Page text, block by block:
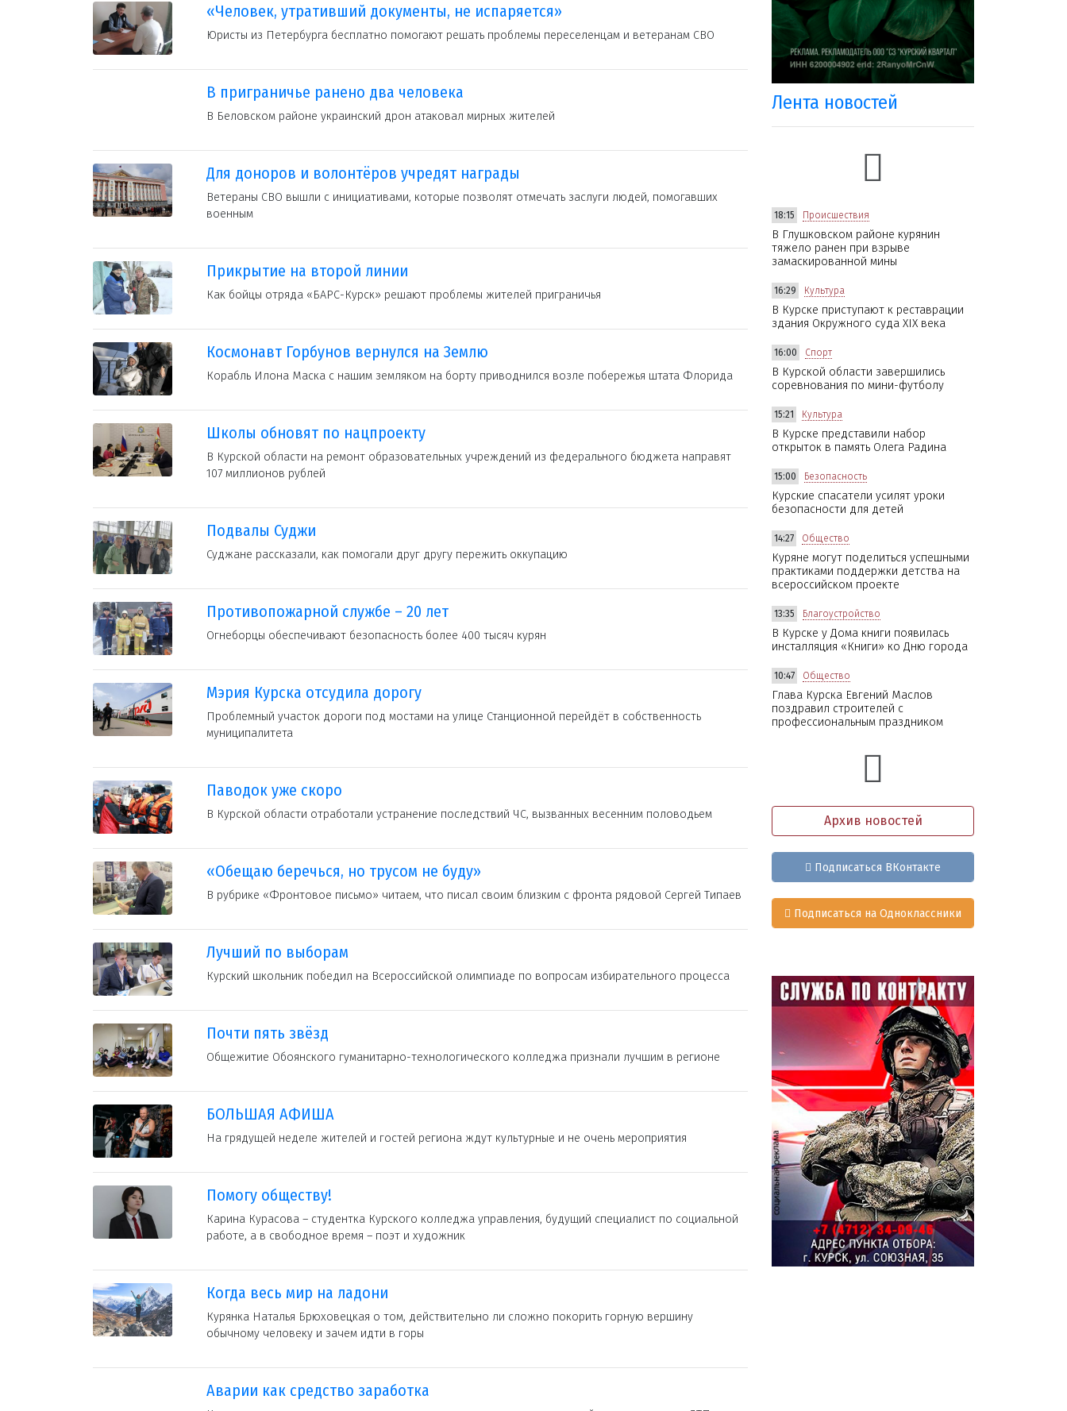
«Человек, утративший документы, не испаряется»
Юристы из Петербурга бесплатно помогают решать проблемы переселенцам и ветеранам СВО
В приграничье ранено два человека
В Беловском районе украинский дрон атаковал мирных жителей
Для доноров и волонтёров учредят награды
Ветераны СВО вышли с инициативами, которые позволят отмечать заслуги людей, помогавших
военным
Прикрытие на второй линии
Как бойцы отряда «БАРС-Курск» решают проблемы жителей приграничья
Космонавт Горбунов вернулся на Землю
Корабль Илона Маска с нашим земляком на борту приводнился возле побережья штата Флорида
Школы обновят по нацпроекту
В Курской области на ремонт образовательных учреждений из федерального бюджета направят
107 миллионов рублей
Подвалы Суджи
Суджане рассказали, как помогали друг другу пережить оккупацию
Противопожарной службе – 20 лет
Огнеборцы обеспечивают безопасность более 400 тысяч курян
Мэрия Курска отсудила дорогу
Проблемный участок дороги под мостами на улице Станционной перейдёт в собственность
муниципалитета
Паводок уже скоро
В Курской области отработали устранение последствий ЧС, вызванных весенним половодьем
«Обещаю беречься, но трусом не буду»
В рубрике «Фронтовое письмо» читаем, что писал своим близким с фронта рядовой Сергей Типаев
Лучший по выборам
Курский школьник победил на Всероссийской олимпиаде по вопросам избирательного процесса
Почти пять звёзд
Общежитие Обоянского гуманитарно-технологического колледжа признали лучшим в регионе
БОЛЬШАЯ АФИША
На грядущей неделе жителей и гостей региона ждут культурные и не очень мероприятия
Помогу обществу!
Карина Курасова – студентка Курского колледжа управления, будущий специалист по социальной
работе, а в свободное время – поэт и художник
Когда весь мир на ладони
Курянка Наталья Брюховецкая о том, действительно ли сложно покорить горную вершину
обычному человеку и зачем идти в горы
Аварии как средство заработка
Лента новостей
18:15 Происшествия
В Глушковском районе курянин
тяжело ранен при взрыве
замаскированной мины
16:29 Культура
В Курске приступают к реставрации
здания Окружного суда XIX века
16:00 Спорт
В Курской области завершились
соревнования по мини-футболу
15:21 Культура
В Курске представили набор
открыток в память Олега Радина
15:00 Безопасность
Курские спасатели усилят уроки
безопасности для детей
14:27 Общество
Куряне могут поделиться успешными
практиками поддержки детства на
всероссийском проекте
13:35 Благоустройство
В Курске у Дома книги появилась
инсталляция «Книги» ко Дню города
10:47 Общество
Глава Курска Евгений Маслов
поздравил строителей с
профессиональным праздником
Архив новостей
Подписаться ВКонтакте
Подписаться на Одноклассники